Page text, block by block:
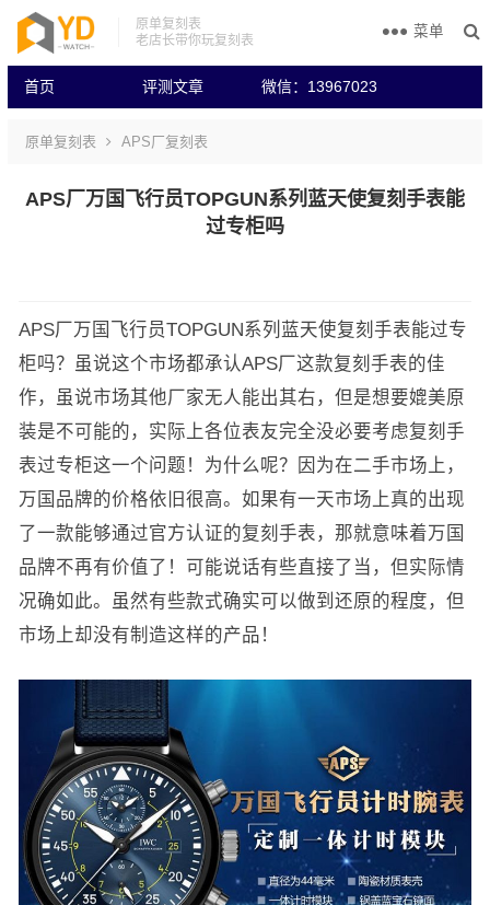
原单复刻表
老店长带你玩复刻表
首页 评测文章 微信：13967023
菜单
原单复刻表 APS厂复刻表
APS厂万国飞行员TOPGUN系列蓝天使复刻手表能
过专柜吗
APS厂万国飞行员TOPGUN系列蓝天使复刻手表能过专
柜吗？虽说这个市场都承认APS厂这款复刻手表的佳
作，虽说市场其他厂家无人能出其右，但是想要媲美原
装是不可能的，实际上各位表友完全没必要考虑复刻手
表过专柜这一个问题！为什么呢？因为在二手市场上，
万国品牌的价格依旧很高。如果有一天市场上真的出现
了一款能够通过官方认证的复刻手表，那就意味着万国
品牌不再有价值了！可能说话有些直接了当，但实际情
况确如此。虽然有些款式确实可以做到还原的程度，但
市场上却没有制造这样的产品！